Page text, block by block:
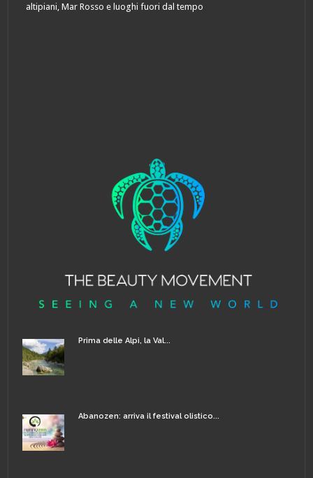
altipiani, Mar Rosso e luoghi fuori dal tempo
Prima delle Alpi, la Val...
Abanozen: arriva il festival olistico...